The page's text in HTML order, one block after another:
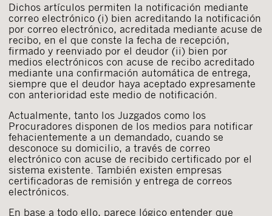
Dichos artículos permiten la notificación mediante
correo electrónico (i) bien acreditando la notificación
por correo electrónico, acreditada mediante acuse de
recibo, en el que conste la fecha de recepción,
firmado y reenviado por el deudor (ii) bien por
medios electrónicos con acuse de recibo acreditado
mediante una confirmación automática de entrega,
siempre que el deudor haya aceptado expresamente
con anterioridad este medio de notificación.
Actualmente, tanto los Juzgados como los
Procuradores disponen de los medios para notificar
fehacientemente a un demandado, cuando se
desconoce su domicilio, a través de correo
electrónico con acuse de recibido certificado por el
sistema existente. También existen empresas
certificadoras de remisión y entrega de correos
electrónicos.
En base a todo ello, parece lógico entender que